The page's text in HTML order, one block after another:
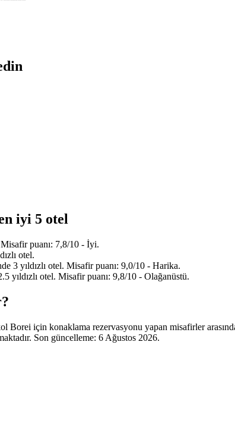
iyi 5 otel
puanı: 7,8/10 - İyi.
otel.
3 yıldızlı otel. Misafir puanı: 9,0/10 - Harika.
yıldızlı otel. Misafir puanı: 9,8/10 - Olağanüstü.
Borei için konaklama rezervasyonu yapan misafirler
Son güncelleme: 6 Ağustos 2026.